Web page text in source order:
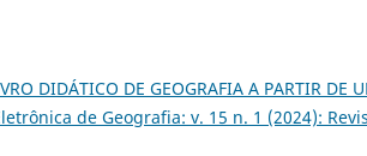
DIDÁTICO DE GEOGRAFIA A PARTIR DE
de Geografia: v. 15 n. 1 (2024):